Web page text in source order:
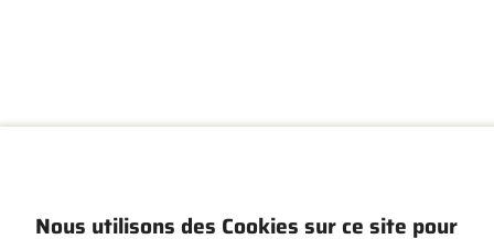
Nous utilisons des Cookies sur ce site pour